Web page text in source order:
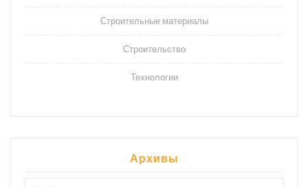
Строительные материалы
Строительство
Технологии
Архивы